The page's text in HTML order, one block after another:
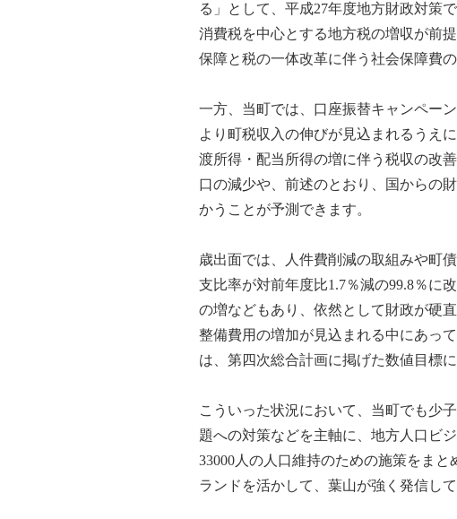
る」として、平成27年度地方財政対策
消費税を中心とする地方税の増収が前
保障と税の一体改革に伴う社会保障費
一方、当町では、口座振替キャンペー
より町税収入の伸びが見込まれるうえ
渡所得・配当所得の増に伴う税収の改
口の減少や、前述のとおり、国からの
かうことが予測できます。
歳出面では、人件費削減の取組みや町
支比率が対前年度比1.7％減の99.8％に
の増などもあり、依然として財政が硬
整備費用の増加が見込まれる中にあっ
は、第四次総合計画に掲げた数値目標
こういった状況において、当町でも少
題への対策などを主軸に、地方人口ビ
33000人の人口維持のための施策をま
ランドを活かして、葉山が強く発信し